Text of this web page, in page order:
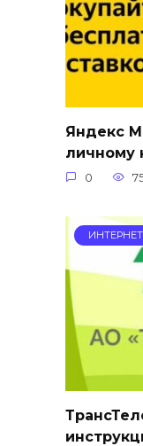
Яндекс
личному
0